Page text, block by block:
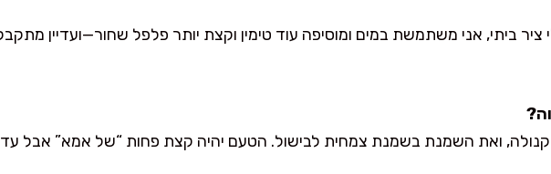
ציר ביתי, אני משתמשת במים ומוסיפה עוד טימין וקצת יותר פלפל שחור—ועדיין
ואת השמנת בשמנת צמחית לבישול. הטעם יהיה קצת פחות “של אמא” אבל